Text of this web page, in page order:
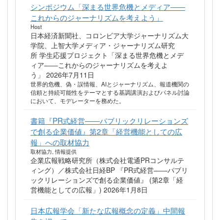
シンポジウム「深まる世界危機とメディア――
これからのジャーナリズムを考えよう」
Host
日本経済新聞社、コロンビア大学ジャーナリズム大
学院、上智大学メディア・ジャーナリズム研究
所 学生応援プロジェクト「深まる世界危機とメデ
ィア――これからのジャーナリズムを考えよ
う」 2026年7月11日
世界的危機、偽・誤情報、AIとジャーナリズム、報道機関の
信頼と持続可能性をテーマとする基調講演およびパネル討論
において、モデレーターを務めた。
書籍『PR式経営――パブリックリレーションズ
で創る企業価値』第2章「経営機能としての広
報」への取材協力
取材協力, 情報提供
企業広報戦略研究所（株式会社電通PRコンサルテ
ィング）／株式会社日経BP 『PR式経営――パブリ
ックリレーションズで創る企業価値』 (第2章「経
営機能としての広報」) 2026年1月8日
日本広報学会「新たな広報概念の定義」中間報